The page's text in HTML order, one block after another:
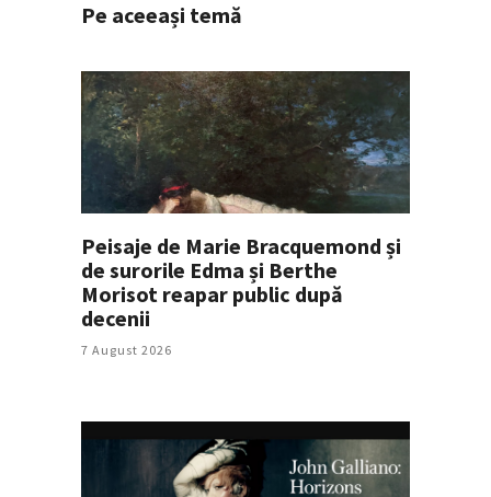
Pe aceeași temă
Peisaje de Marie Bracquemond și
de surorile Edma și Berthe
Morisot reapar public după
decenii
7 August 2026